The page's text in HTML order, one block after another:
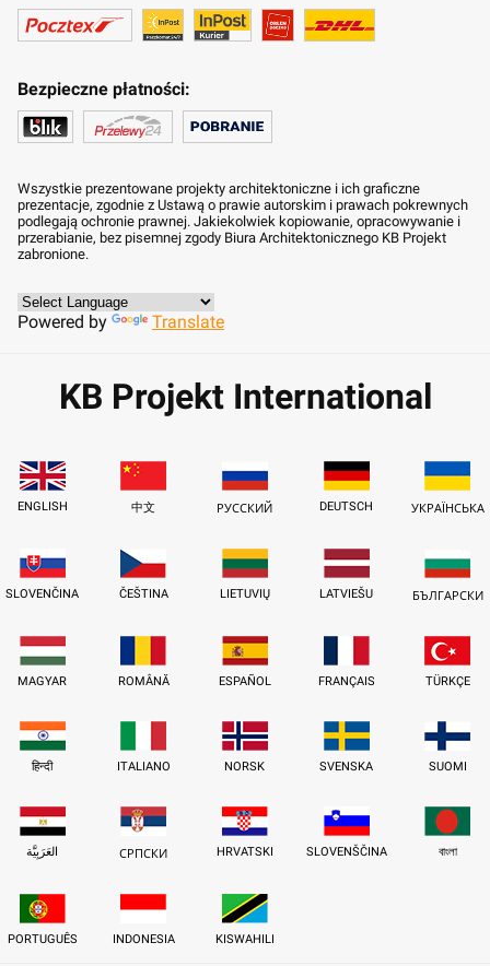
Bezpieczne płatności:
Wszystkie prezentowane projekty architektoniczne i ich graficzne
prezentacje, zgodnie z Ustawą o prawie autorskim i prawach pokrewnych
podlegają ochronie prawnej. Jakiekolwiek kopiowanie, opracowywanie i
przerabianie, bez pisemnej zgody Biura Architektonicznego KB Projekt
zabronione.
Powered by Translate
KB Projekt International
ENGLISH 中文 РУССКИЙ DEUTSCH УКРАЇНСЬКА
SLOVENČINA ČEŠTINA LIETUVIŲ LATVIEŠU БЪЛГАРСКИ
MAGYAR ROMÂNĂ ESPAÑOL FRANÇAIS TÜRKÇE
हिन्दी ITALIANO NORSK SVENSKA SUOMI
العَرَبِيَّة СРПСКИ HRVATSKI SLOVENŠČINA বাংলা
PORTUGUÊS INDONESIA KISWAHILI